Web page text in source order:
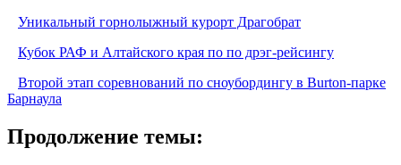
Уникальный горнолыжный курорт Драгобрат
Кубок РАФ и Алтайского края по по дрэг-рейсингу
Второй этап соревнований по сноубордингу в Burton-парке
Барнаула
Продолжение темы: